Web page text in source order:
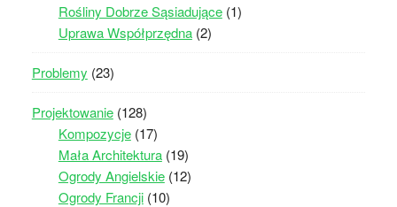
Rośliny Dobrze Sąsiadujące(1)
Uprawa Współprzędna(2)
Problemy (23)
Projektowanie(128)
Kompozycje(17)
Mała Architektura(19)
Ogrody Angielskie(12)
Ogrody Francji(10)